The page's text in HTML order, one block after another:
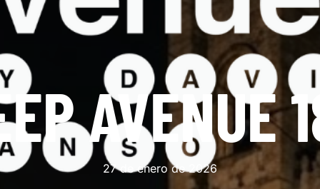
AVENUE
27 de enero de 2026